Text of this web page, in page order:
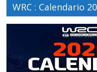
WRC : Calendario